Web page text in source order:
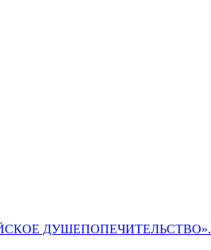
ДУШЕПОПЕЧИТЕЛЬСТВО».